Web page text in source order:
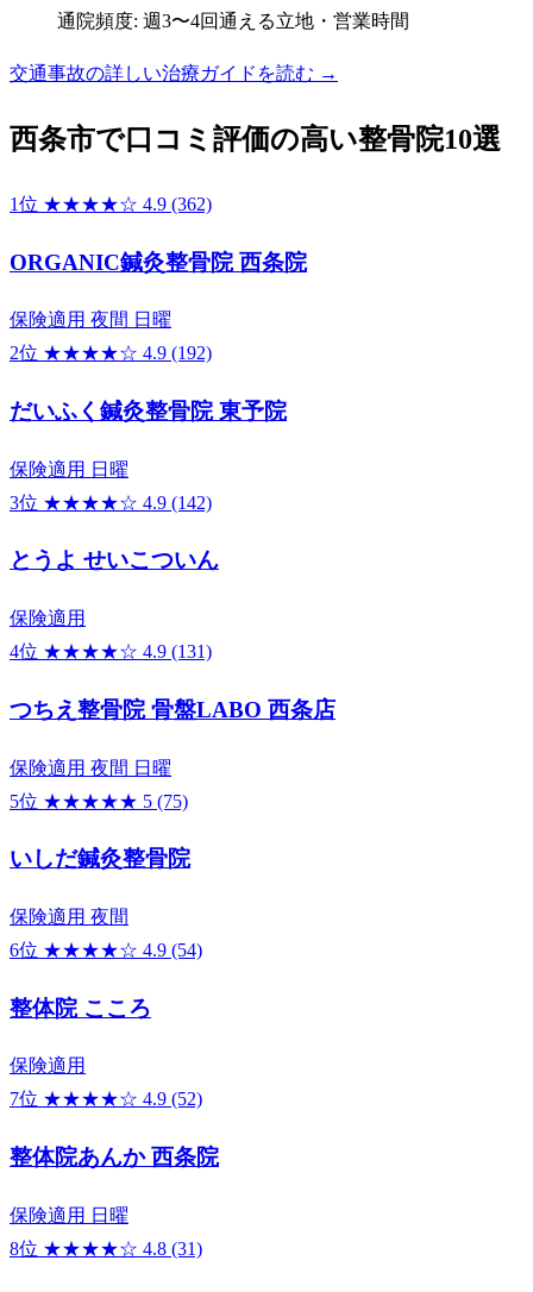
通院頻度: 週3〜4回通える立地・営業時間
交通事故の詳しい治療ガイドを読む →
西条市で口コミ評価の高い整骨院10選
1位 ★★★★☆ 4.9 (362)
ORGANIC鍼灸整骨院 西条院
保険適用 夜間 日曜
2位 ★★★★☆ 4.9 (192)
だいふく鍼灸整骨院 東予院
保険適用 日曜
3位 ★★★★☆ 4.9 (142)
とうよ せいこついん
保険適用
4位 ★★★★☆ 4.9 (131)
つちえ整骨院 骨盤LABO 西条店
保険適用 夜間 日曜
5位 ★★★★★ 5 (75)
いしだ鍼灸整骨院
保険適用 夜間
6位 ★★★★☆ 4.9 (54)
整体院 こころ
保険適用
7位 ★★★★☆ 4.9 (52)
整体院あんか 西条院
保険適用 日曜
8位 ★★★★☆ 4.8 (31)